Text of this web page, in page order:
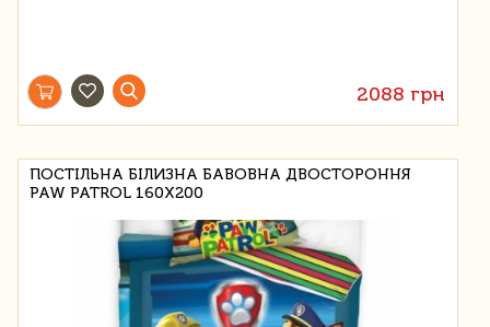
2088 грн
ПОСТІЛЬНА БІЛИЗНА БАВОВНА ДВОСТОРОННЯ
PAW PATROL 160Х200